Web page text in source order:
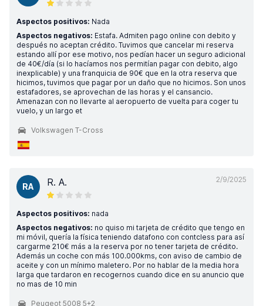
Aspectos positivos: Nada
Aspectos negativos: Estafa. Admiten pago online con debito y
después no aceptan crédito. Tuvimos que cancelar mi reserva
estando allí por ese motivo, nos pedían hacer un seguro adicional
de 40€/día (si lo hacíamos nos permitían pagar con debito, algo
inexplicable) y una franquicia de 90€ que en la otra reserva que
hicimos, tuvimos que pagar por un daño que no hicimos. Son unos
estafadores, se aprovechan de las horas y el cansancio.
Amenazan con no llevarte al aeropuerto de vuelta para coger tu
vuelo, y un largo et
Volkswagen T-Cross
2/9/2025
RA R. A.
Aspectos positivos: nada
Aspectos negativos: no quiso mi tarjeta de crédito que tengo en
mi móvil, quería la física teniendo datafono con contcless para así
cargarme 210€ más a la reserva por no tener tarjeta de crédito.
Además un coche con más 100.000kms, con aviso de cambio de
aceite y con un mínimo maletero. Por no hablar de la media hora
larga que tardaron en recogernos cuando dice en su anuncio que
no mas de 10 min
Peugeot 5008 5+2